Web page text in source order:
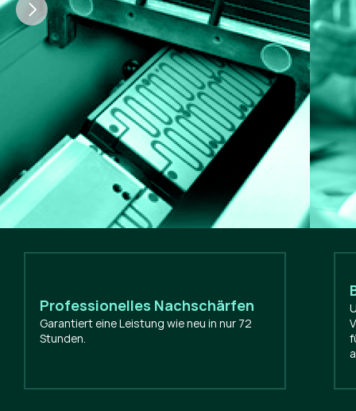
Professionelles Nachschärfen
Garantiert eine Leistung wie neu in nur 72
Stunden.